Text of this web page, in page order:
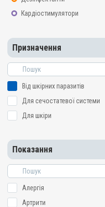
Кардіостимулятори
Призначення
Від шкірних паразитів
Для сечостатевої системи
Для шкіри
Показання
Алергія
Артрити